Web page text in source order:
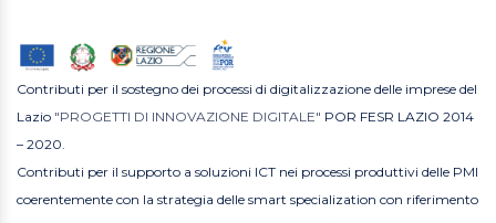
Contributi per il sostegno dei processi di digitalizzazione delle imprese del
Lazio "PROGETTI DI INNOVAZIONE DIGITALE" POR FESR LAZIO 2014
– 2020.
Contributi per il supporto a soluzioni ICT nei processi produttivi delle PMI
coerentemente con la strategia delle smart specialization con riferimento